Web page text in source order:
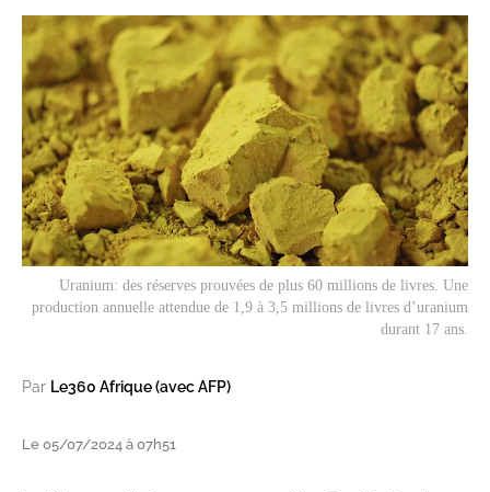
Uranium: des réserves prouvées de plus 60 millions de livres. Une
production annuelle attendue de 1,9 à 3,5 millions de livres d’uranium
durant 17 ans.
Par Le360 Afrique (avec AFP)
Le 05/07/2024 à 07h51